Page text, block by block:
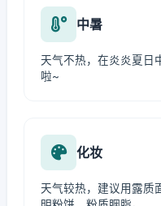
中暑
天气不热，在炎炎夏日
啦~
化妆
天气较热，建议用露质